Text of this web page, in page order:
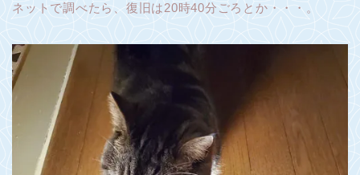
ネットで調べたら、復旧は20時40分ごろとか・・・。